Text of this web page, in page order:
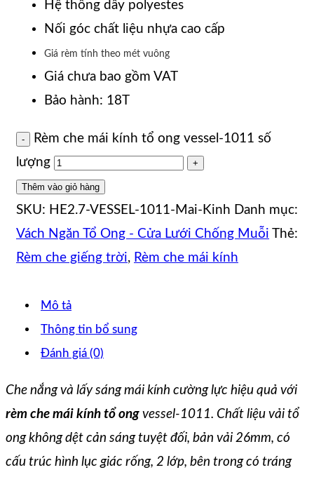
Hệ thống dây polyestes
Nối góc chất liệu nhựa cao cấp
Giá rèm tính theo mét vuông
Giá chưa bao gồm VAT
Bảo hành: 18T
Rèm che mái kính tổ ong vessel-1011 số
lượng
Thêm vào giỏ hàng
SKU: HE2.7-VESSEL-1011-Mai-Kinh Danh mục:
Vách Ngăn Tổ Ong - Cửa Lưới Chống Muỗi Thẻ:
Rèm che giếng trời, Rèm che mái kính
Mô tả
Thông tin bổ sung
Đánh giá (0)
Che nắng và lấy sáng mái kính cường lực hiệu quả với
rèm che mái kính tổ ong vessel-1011. Chất liệu vải tổ
ong không dệt cản sáng tuyệt đối, bản vải 26mm, có
cấu trúc hình lục giác rống, 2 lớp, bên trong có tráng